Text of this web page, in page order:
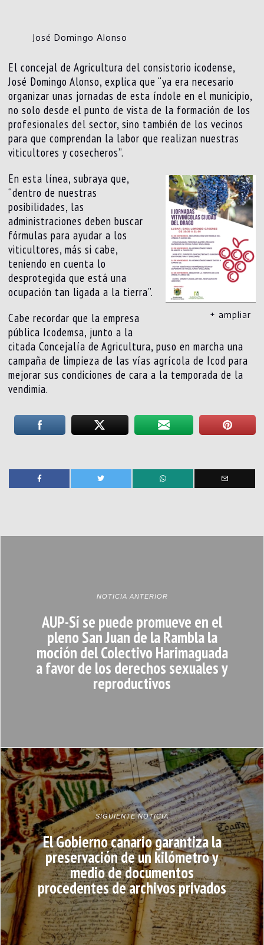
José Domingo Alonso
El concejal de Agricultura del consistorio icodense,
José Domingo Alonso, explica que “ya era necesario
organizar unas jornadas de esta índole en el municipio,
no solo desde el punto de vista de la formación de los
profesionales del sector, sino también de los vecinos
para que comprendan la labor que realizan nuestras
viticultores y cosecheros”.
+ ampliar
En esta línea, subraya que,
“dentro de nuestras
posibilidades, las
administraciones deben buscar
fórmulas para ayudar a los
viticultores, más si cabe,
teniendo en cuenta lo
desprotegida que está una
ocupación tan ligada a la tierra”.
Cabe recordar que la empresa
pública Icodemsa, junto a la
citada Concejalía de Agricultura, puso en marcha una
campaña de limpieza de las vías agrícola de Icod para
mejorar sus condiciones de cara a la temporada de la
vendimia.
NOTICIA ANTERIOR
AUP-Sí se puede promueve en el
pleno San Juan de la Rambla la
moción del Colectivo Harimaguada
a favor de los derechos sexuales y
reproductivos
SIGUIENTE NOTICIA
El Gobierno canario garantiza la
preservación de un kilómetro y
medio de documentos
procedentes de archivos privados